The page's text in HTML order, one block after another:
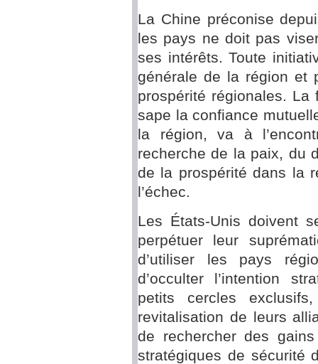
La Chine préconise
les pays ne doit pas
ses intérêts. Toute
générale de la région et
prospérité régionales.
sape la confiance
la région, va à
recherche de la paix, du
de la prospérité dans la
l’échec.
Les États-Unis doivent
perpétuer leur
d’utiliser les pays
d’occulter l’intention
petits cercles
revitalisation de leurs
de rechercher des
stratégiques de sécurité